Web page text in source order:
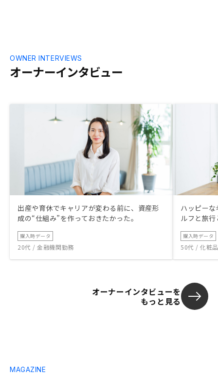
オーナーインタビュー
OWNER INTERVIEWS
出産や育休でキャリアが変わる前に、資産形
成の“仕組み”を作っておきたかった。
購入時データ
20代 / 金融機関勤務
ハッピー
ルフと旅
購入時データ
50代 / 化粧
オーナーインタビューを
もっと見る
MAGAZINE